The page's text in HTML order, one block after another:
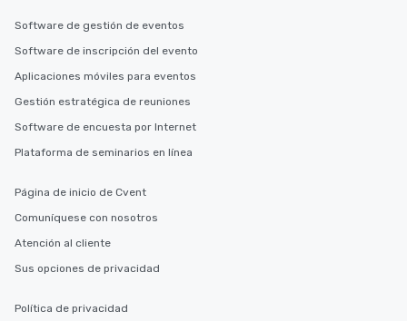
Software de gestión de eventos
Software de inscripción del evento
Aplicaciones móviles para eventos
Gestión estratégica de reuniones
Software de encuesta por Internet
Plataforma de seminarios en línea
Página de inicio de Cvent
Comuníquese con nosotros
Atención al cliente
Sus opciones de privacidad
Política de privacidad